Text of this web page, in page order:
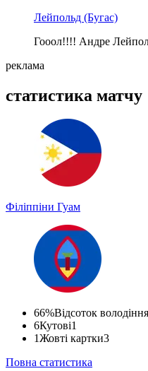
Лейпольд (Бугас)
Гооол!!!! Андре
реклама
статистика матчу
Філіппіни Гуам
66%Відсоток
6Кутові1
1Жовті картки3
Повна статистика